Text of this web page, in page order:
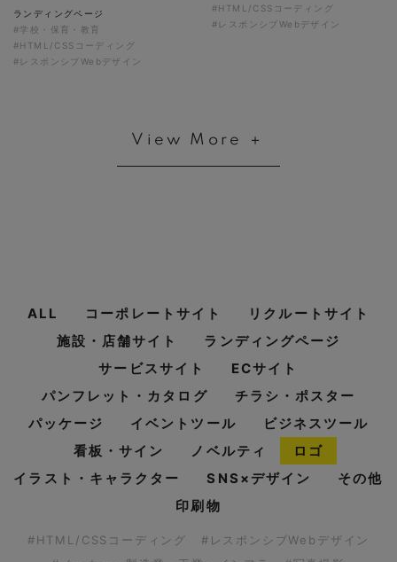
#HTML/CSSコーディング
#レスポンシブWebデザイン
ランディングページ
#学校・保育・教育
#HTML/CSSコーディング
#レスポンシブWebデザイン
View More ＋
ALL コーポレートサイト
リクルートサイト
施設・店舗サイト
ランディングページ
サービスサイト
ECサイト
パンフレット・カタログ
チラシ・ポスター
パッケージ
イベントツール
ビジネスツール
看板・サイン
ノベルティ
ロゴ
イラスト・キャラクター
SNS×デザイン
その他
印刷物
#HTML/CSSコーディング
#レスポンシブWebデザイン